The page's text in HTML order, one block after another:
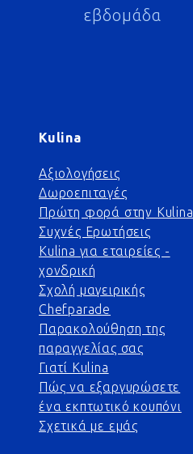
εβδομάδα
Kulina
Αξιολογήσεις
Δωροεπιταγές
Πρώτη φορά στην Kulina
Συχνές Ερωτήσεις
Kulina για εταιρείες -
χονδρική
Σχολή μαγειρικής
Chefparade
Παρακολούθηση της
παραγγελίας σας
Γιατί Kulina
Πώς να εξαργυρώσετε
ένα εκπτωτικό κουπόνι
Σχετικά με εμάς